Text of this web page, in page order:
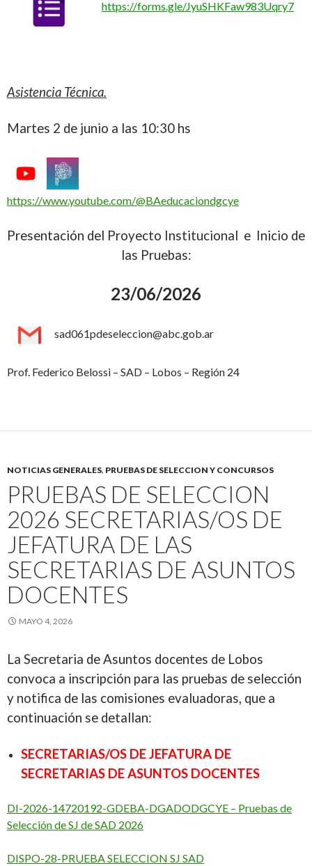
https://forms.gle/JyuSHKFaw983Uqry7
Asistencia Técnica.
Martes 2 de junio a las 10:30 hs
https://www.youtube.com/@BAeducaciondgcye
Presentación del Proyecto Institucional e Inicio de
las Pruebas:
23/06/2026
sad061pdeseleccion@abc.gob.ar
Prof. Federico Belossi – SAD – Lobos – Región 24
NOTICIAS GENERALES, PRUEBAS DE SELECCION Y CONCURSOS
PRUEBAS DE SELECCION
2026 SECRETARIAS/OS DE
JEFATURA DE LAS
SECRETARIAS DE ASUNTOS
DOCENTES
MAYO 4, 2026
La Secretaria de Asuntos docentes de Lobos
convoca a inscripción para las pruebas de selección
y notifica de las comisiones evaluadoras, que a
continuación se detallan:
SECRETARIAS/OS DE JEFATURA DE
SECRETARIAS DE ASUNTOS DOCENTES
DI-2026-14720192-GDEBA-DGADODGCYE – Pruebas de
Selección de SJ de SAD 2026
DISPO-28-PRUEBA SELECCION SJ SAD